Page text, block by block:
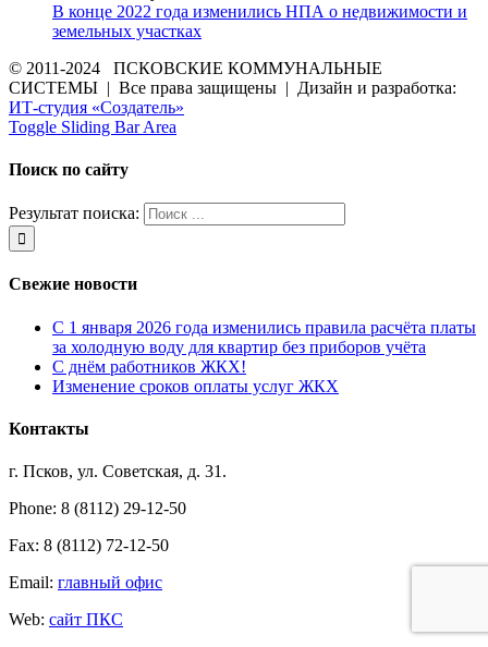
В конце 2022 года изменились НПА о недвижимости и
земельных участках
© 2011-2024 ПСКОВСКИЕ КОММУНАЛЬНЫЕ
СИСТЕМЫ | Все права защищены | Дизайн и разработка:
ИТ-студия «Создатель»
Toggle Sliding Bar Area
Поиск по сайту
Результат поиска:
Свежие новости
С 1 января 2026 года изменились правила расчёта платы
за холодную воду для квартир без приборов учёта
С днём работников ЖКХ!
Изменение сроков оплаты услуг ЖКХ
Контакты
г. Псков, ул. Советская, д. 31.
Phone: 8 (8112) 29-12-50
Fax: 8 (8112) 72-12-50
Email: главный офис
Web: сайт ПКС